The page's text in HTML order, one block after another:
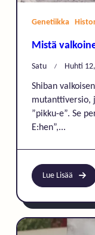
Genetiikka
Mistä
Satu Huhti
Shiban
mutanttiversio,
”pikku-e”. Se
E:hen”,...
Lue Lisää